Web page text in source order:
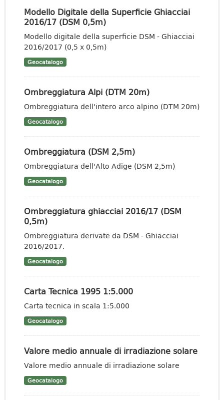
Modello Digitale della Superficie Ghiacciai
2016/17 (DSM 0,5m)
Modello digitale della superficie DSM - Ghiacciai
2016/2017 (0,5 x 0,5m)
Geocatalogo
Ombreggiatura Alpi (DTM 20m)
Ombreggiatura dell'intero arco alpino (DTM 20m)
Geocatalogo
Ombreggiatura (DSM 2,5m)
Ombreggiatura dell'Alto Adige (DSM 2,5m)
Geocatalogo
Ombreggiatura ghiacciai 2016/17 (DSM
0,5m)
Ombreggiatura derivate da DSM - Ghiacciai
2016/2017.
Geocatalogo
Carta Tecnica 1995 1:5.000
Carta tecnica in scala 1:5.000
Geocatalogo
Valore medio annuale di irradiazione solare
Valore medio annuale di irradiazione solare
Geocatalogo